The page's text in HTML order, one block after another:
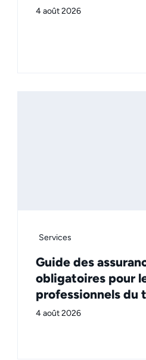
4 août 2026
Services
Guide des
obligatoires pour
professionnels du
4 août 2026